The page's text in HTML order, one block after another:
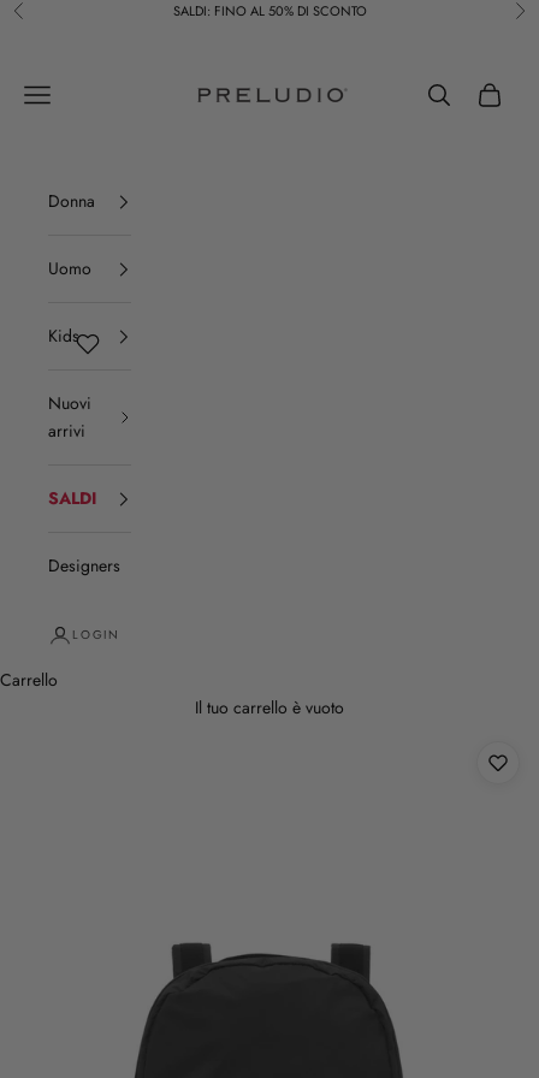
Vai al contenuto
Precedente SALDI: FINO AL 50% DI SCONTO
Menù
Cerca Carrello
Donna
Uomo
Kids
Nuovi
arrivi
SALDI
Designers
LOGIN
Carrello
Il tuo carrello è vuoto